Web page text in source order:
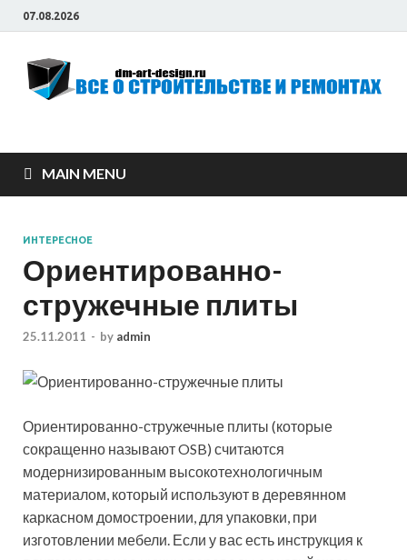
07.08.2026
Всё о строительстве
и ремонтах
MAIN MENU
ИНТЕРЕСНОЕ
Ориентированно-
стружечные плиты
25.11.2011 - by admin
Ориентированно-стружечные плиты (которые
сокращенно называют OSB) считаются
модернизированным высокотехнологичным
материалом, который используют в деревянном
каркасном домостроении, для упаковки, при
изготовлении мебели. Если у вас есть инструкция к